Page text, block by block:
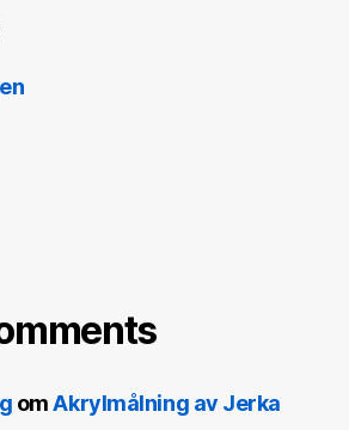
omAkrylmålning av Jerka